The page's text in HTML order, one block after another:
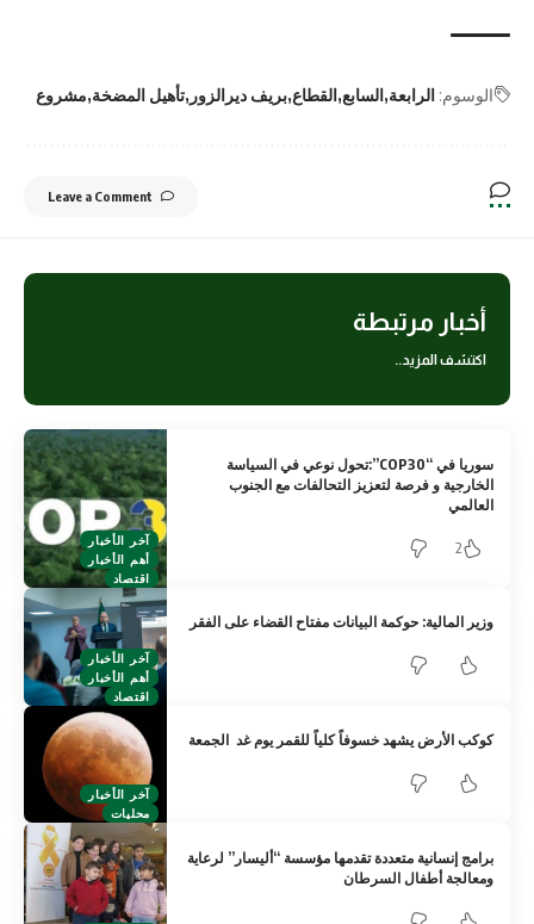
الوسوم: الرابعة السابع القطاع بريف ديرالزور تأهيل المضخة مشروع
Leave a Comment
أخبار مرتبطة
اكتشف المزيد..
آخر الأخبار
أهم الأخبار
اقتصاد
سوريا في “COP30”:تحول نوعي في السياسة
الخارجية و فرصة لتعزيز التحالفات مع الجنوب
العالمي
2
آخر الأخبار
أهم الأخبار
اقتصاد
وزير المالية: حوكمة البيانات مفتاح القضاء على الفقر
آخر الأخبار
محليات
كوكب الأرض يشهد خسوفاً كلياً للقمر يوم غد الجمعة
برامج إنسانية متعددة تقدمها مؤسسة “أليسار” لرعاية
ومعالجة أطفال السرطان